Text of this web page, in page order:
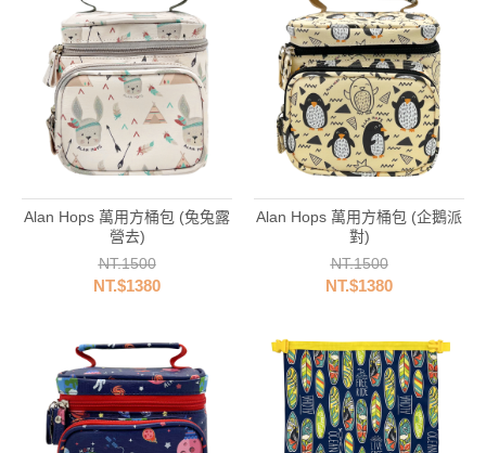
Alan Hops 萬用方桶包 (兔兔露
營去)
NT.1500
NT.$1380
Alan Hops 萬用方桶包 (企鵝派
對)
NT.1500
NT.$1380